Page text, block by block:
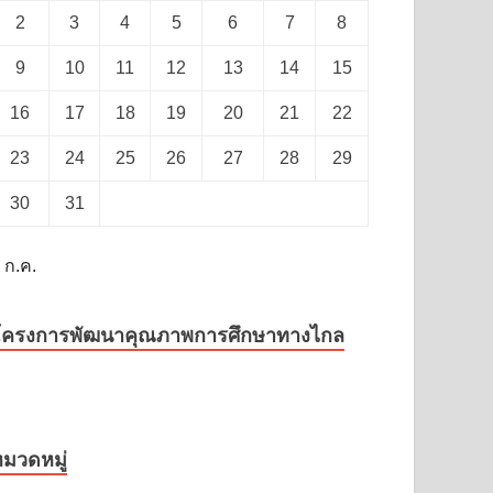
2 3 4 5 6 7 8
9 10 11 12 13 14 15
16 17 18 19 20 21 22
23 24 25 26 27 28 29
30 31
ก.ค.
รงการพัฒนาคุณภาพการศึกษาทางไกล
มวดหมู่